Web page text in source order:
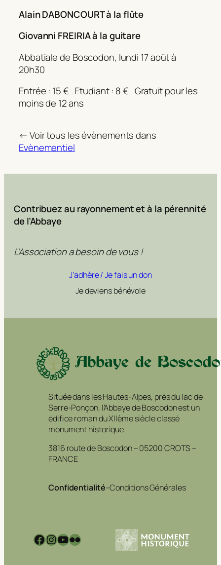
Alain DABONCOURT à la flûte
Giovanni FREIRIA à la guitare
Abbatiale de Boscodon, lundi 17 août à
20h30
Entrée : 15 € Etudiant : 8 € Gratuit pour les
moins de 12 ans
← Voir tous les évènements dans
Evènementiel
Contribuez au rayonnement et à la pérennité
de l’Abbaye
L’Association a besoin de vous !
J’adhère / Je fais un don
Je deviens bénévole
Située dans les Hautes-Alpes, près du lac de
Serre-Ponçon, l’Abbaye de Boscodon est un
édifice roman du XIIème siècle classé
monument historique.
3816 route de Boscodon – 05200 CROTS –
FRANCE
Confidentialité–Conditions Générales
Facebook
Instagram
YouTube
Flickr